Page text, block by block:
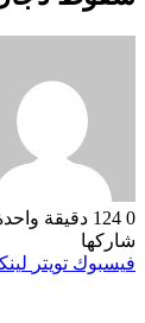
0
دقيقة
شاركها
فيسبوك تويتر